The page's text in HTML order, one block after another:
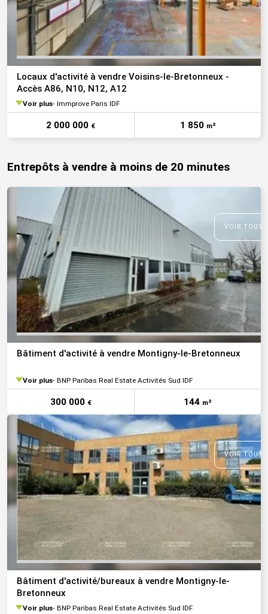
Locaux d'activité à vendre Voisins-le-Bretonneux -
Accès A86, N10, N12, A12
Voir plus Immprove Paris IDF
2 000 000 € 1 850 m²
Entrepôts à vendre à moins de 20 minutes
VOIR
Bâtiment d'activité à vendre Montigny-le-Bretonneux
Voir plus BNP Paribas Real Estate Activités Sud IDF
300 000 € 144 m²
VOIR
Bâtiment d'activité/bureaux à vendre Montigny-le-
Bretonneux
Voir plus BNP Paribas Real Estate Activités Sud IDF